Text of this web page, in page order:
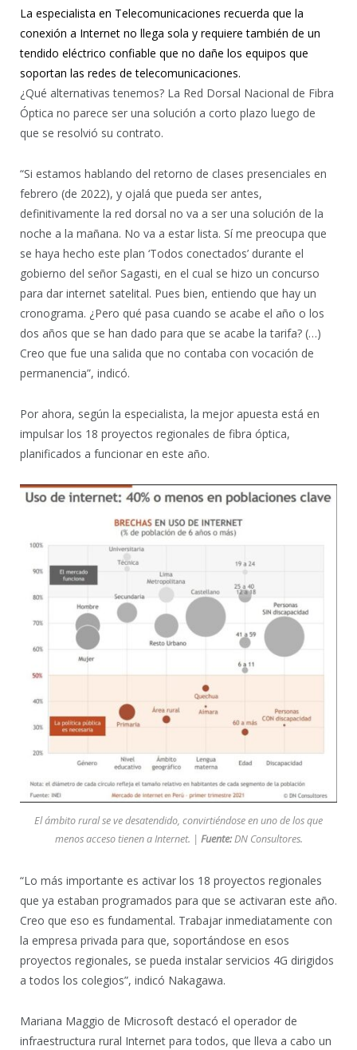
La especialista en Telecomunicaciones recuerda que la
conexión a Internet no llega sola y requiere también de un
tendido eléctrico confiable que no dañe los equipos que
soportan las redes de telecomunicaciones.
¿Qué alternativas tenemos? La Red Dorsal Nacional de Fibra
Óptica no parece ser una solución a corto plazo luego de
que se resolvió su contrato.
“Si estamos hablando del retorno de clases presenciales en
febrero (de 2022), y ojalá que pueda ser antes,
definitivamente la red dorsal no va a ser una solución de la
noche a la mañana. No va a estar lista. Sí me preocupa que
se haya hecho este plan ‘Todos conectados’ durante el
gobierno del señor Sagasti, en el cual se hizo un concurso
para dar internet satelital. Pues bien, entiendo que hay un
cronograma. ¿Pero qué pasa cuando se acabe el año o los
dos años que se han dado para que se acabe la tarifa? (…)
Creo que fue una salida que no contaba con vocación de
permanencia”, indicó.
Por ahora, según la especialista, la mejor apuesta está en
impulsar los 18 proyectos regionales de fibra óptica,
planificados a funcionar en este año.
El ámbito rural se ve desatendido, convirtiéndose en uno de los que
menos acceso tienen a Internet. | Fuente:DN Consultores.
“Lo más importante es activar los 18 proyectos regionales
que ya estaban programados para que se activaran este año.
Creo que eso es fundamental. Trabajar inmediatamente con
la empresa privada para que, soportándose en esos
proyectos regionales, se pueda instalar servicios 4G dirigidos
a todos los colegios”, indicó Nakagawa.
Mariana Maggio de Microsoft destacó el operador de
infraestructura rural Internet para todos, que lleva a cabo un